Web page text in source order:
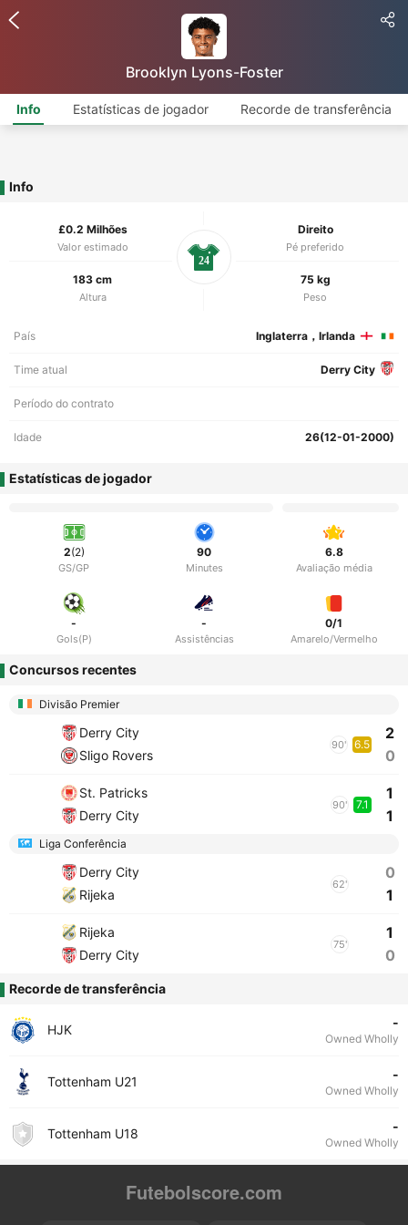
Brooklyn Lyons-Foster
Info Estatísticas de jogador Recorde de transferência
Info
£0.2 Milhões
Valor estimado
Direito
Pé preferido
183 cm
Altura
75 kg
Peso
24
País Inglaterra，Irlanda
Time atual Derry City
Período do contrato
Idade 26(12-01-2000)
Estatísticas de jogador
2(2)
GS/GP
90
Minutes
6.8
Avaliação média
-
Gols(P)
-
Assistências
0/1
Amarelo/Vermelho
Concursos recentes
Divisão Premier
Derry City
Sligo Rovers
90' 6.5
2
0
St. Patricks
Derry City
90' 7.1
1
1
Liga Conferência
Derry City
Rijeka
62'
0
1
Rijeka
Derry City
75'
1
0
Recorde de transferência
HJK -
Owned Wholly
Tottenham U21 -
Owned Wholly
Tottenham U18 -
Owned Wholly
Futebolscore.com